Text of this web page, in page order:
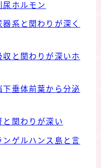
ホルモン
系と関わりが深く
と関わりが深いホ
垂体前葉から分泌
関わりが深い
ゲルハンス島と言